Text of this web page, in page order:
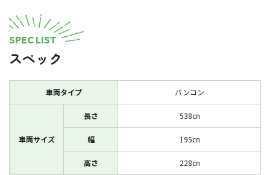
SPEC LIST
スペック
車両タイプ バンコン
車両サイズ
長さ 538㎝
幅 195㎝
高さ 228㎝